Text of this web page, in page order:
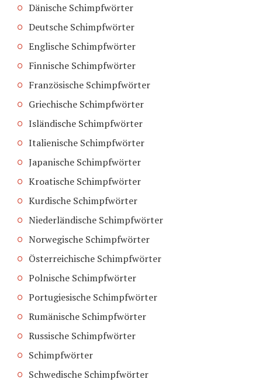
Dänische Schimpfwörter
Deutsche Schimpfwörter
Englische Schimpfwörter
Finnische Schimpfwörter
Französische Schimpfwörter
Griechische Schimpfwörter
Isländische Schimpfwörter
Italienische Schimpfwörter
Japanische Schimpfwörter
Kroatische Schimpfwörter
Kurdische Schimpfwörter
Niederländische Schimpfwörter
Norwegische Schimpfwörter
Österreichische Schimpfwörter
Polnische Schimpfwörter
Portugiesische Schimpfwörter
Rumänische Schimpfwörter
Russische Schimpfwörter
Schimpfwörter
Schwedische Schimpfwörter